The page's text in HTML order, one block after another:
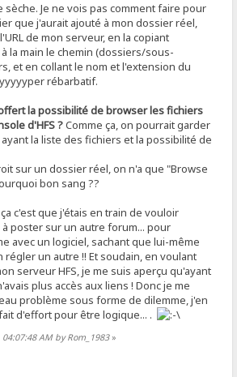
sèche. Je ne vois pas comment faire pour
que j'aurait ajouté à mon dossier réel,
de mon serveur, en la copiant
la main le chemin (dossiers/sous-
et en collant le nom et l'extension du
rébarbatif.
la possibilité de browser les fichiers
d'HFS ?Comme ça, on pourrait garder
la liste des fichiers et la possibilité de
sur un dossier réel, on n'a que "Browse
bon sang ??
c'est que j'étais en train de vouloir
poster sur un autre forum... pour
avec un logiciel, sachant que lui-même
régler un autre !! Et soudain, en voulant
serveur HFS, je me suis aperçu qu'ayant
plus accès aux liens ! Donc je me
problème sous forme de dilemme, j'en
d'effort pour être logique... .
AM by Rom_1983»